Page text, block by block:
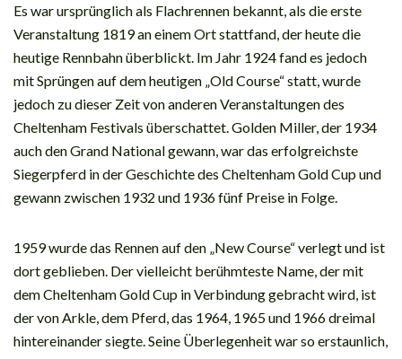
Es war ursprünglich als Flachrennen bekannt, als die erste
Veranstaltung 1819 an einem Ort stattfand, der heute die
heutige Rennbahn überblickt. Im Jahr 1924 fand es jedoch
mit Sprüngen auf dem heutigen „Old Course“ statt, wurde
jedoch zu dieser Zeit von anderen Veranstaltungen des
Cheltenham Festivals überschattet. Golden Miller, der 1934
auch den Grand National gewann, war das erfolgreichste
Siegerpferd in der Geschichte des Cheltenham Gold Cup und
gewann zwischen 1932 und 1936 fünf Preise in Folge.
1959 wurde das Rennen auf den „New Course“ verlegt und ist
dort geblieben. Der vielleicht berühmteste Name, der mit
dem Cheltenham Gold Cup in Verbindung gebracht wird, ist
der von Arkle, dem Pferd, das 1964, 1965 und 1966 dreimal
hintereinander siegte. Seine Überlegenheit war so erstaunlich,